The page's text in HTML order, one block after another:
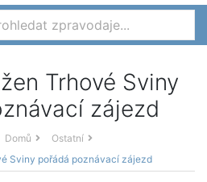
Trhové Sviny
zájezd
Domů
Ostatní
Sviny pořádá poznávací zájezd